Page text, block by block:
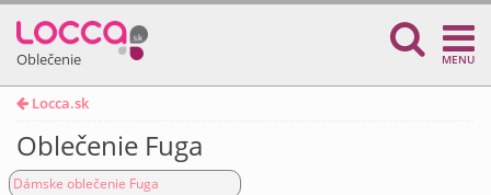
Oblečenie MENU
Locca.sk
Oblečenie Fuga
Dámske oblečenie Fuga